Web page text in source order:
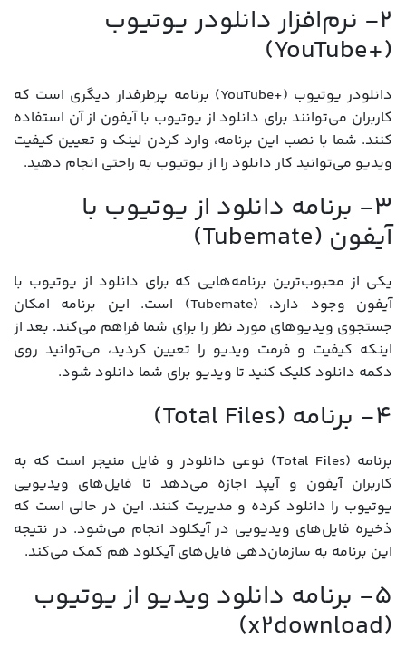
2- نرم‌افزار دانلودر یوتیوب
(+YouTube)
دانلودر یوتیوب (+YouTube) برنامه پرطرفدار دیگری است که
کاربران می‌توانند برای دانلود از یوتیوب با آیفون از آن استفاده
کنند. شما با نصب این برنامه، وارد کردن لینک و تعیین کیفیت
ویدیو می‌توانید کار دانلود را از یوتیوب به راحتی انجام دهید.
3- برنامه دانلود از یوتیوب با
آیفون (Tubemate)
یکی از محبوب‌ترین برنامه‌هایی که برای دانلود از یوتیوب با
آیفون وجود دارد، (Tubemate) است. این برنامه امکان
جستجوی ویدیوهای مورد نظر را برای شما فراهم می‌کند. بعد از
اینکه کیفیت و فرمت ویدیو را تعیین کردید، می‌توانید روی
دکمه دانلود کلیک کنید تا ویدیو برای شما دانلود شود.
4- برنامه (Total Files)
برنامه (Total Files) نوعی دانلودر و فایل منیجر است که به
کاربران آیفون و آیپد اجازه می‌دهد تا فایل‌های ویدیویی
یوتیوب را دانلود کرده و مدیریت کنند. این در حالی است که
ذخیره فایل‌های ویدیویی در آیکلود انجام می‌شود. در نتیجه
این برنامه به سازمان‌دهی فایل‌های آیکلود هم کمک می‌کند.
5- برنامه دانلود ویدیو از یوتیوب
(x2download)